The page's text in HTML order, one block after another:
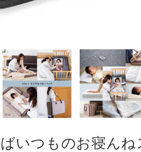
いつものお寝んね